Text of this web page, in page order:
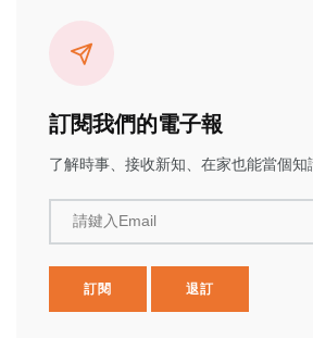
訂閱我們的電子報
了解時事、接收新知、在家也能當個知
請鍵入Email
訂閱 退訂